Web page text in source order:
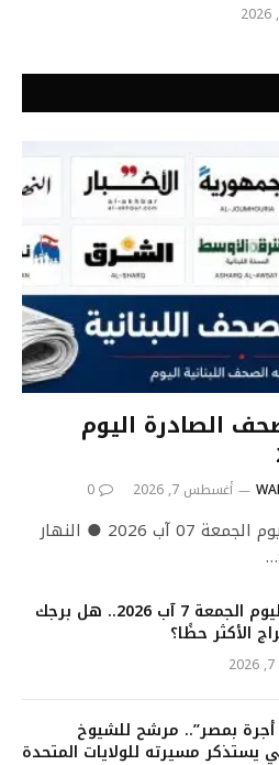
الصادرة اليوم
أغسطس 7, 2026 0
عناوين الصحف الصادرة اليوم الجمعة 07 آب 2026 ● النهار
حظك اليوم الجمعة 7 آب 2026.. هل برجك
الأكثر حظًا؟
بمصر”.. مرشح للشيوخ
يستذكر مسيرته للولايات المتحدة